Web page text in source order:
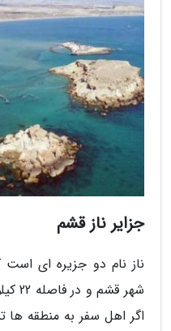
جزایر ناز قشم
ناز نام دو جزیره ای
شهر
اگر اهل سفر به منطقه